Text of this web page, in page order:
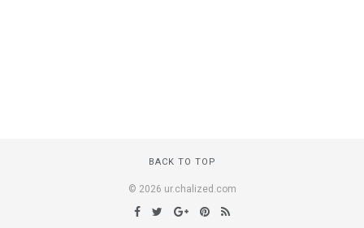
BACK TO TOP
© 2026 ur.chalized.com